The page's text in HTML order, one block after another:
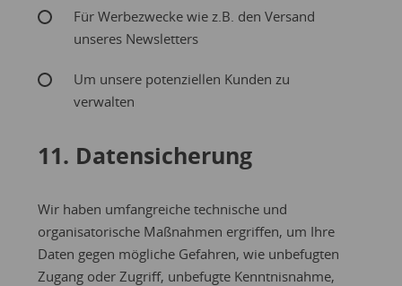
Für Werbezwecke wie z.B. den Versand
unseres Newsletters
Um unsere potenziellen Kunden zu
verwalten
11. Datensicherung
Wir haben umfangreiche technische und
organisatorische Maßnahmen ergriffen, um Ihre
Daten gegen mögliche Gefahren, wie unbefugten
Zugang oder Zugriff, unbefugte Kenntnisnahme,